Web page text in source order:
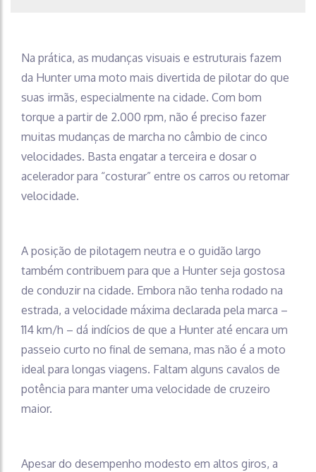
Na prática, as mudanças visuais e estruturais fazem
da Hunter uma moto mais divertida de pilotar do que
suas irmãs, especialmente na cidade. Com bom
torque a partir de 2.000 rpm, não é preciso fazer
muitas mudanças de marcha no câmbio de cinco
velocidades. Basta engatar a terceira e dosar o
acelerador para “costurar” entre os carros ou retomar
velocidade.
A posição de pilotagem neutra e o guidão largo
também contribuem para que a Hunter seja gostosa
de conduzir na cidade. Embora não tenha rodado na
estrada, a velocidade máxima declarada pela marca –
114 km/h – dá indícios de que a Hunter até encara um
passeio curto no final de semana, mas não é a moto
ideal para longas viagens. Faltam alguns cavalos de
potência para manter uma velocidade de cruzeiro
maior.
Apesar do desempenho modesto em altos giros, a